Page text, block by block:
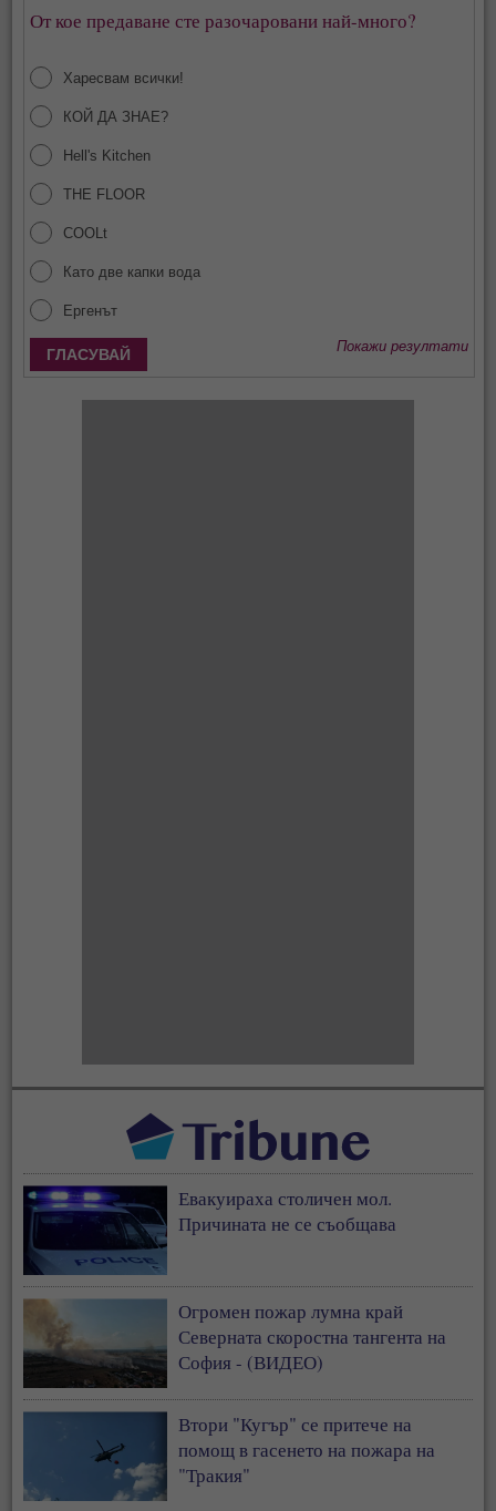
От кое предаване сте разочаровани най-много?
Харесвам всички!
КОЙ ДА ЗНАЕ?
Hell's Kitchen
THE FLOOR
COOLt
Като две капки вода
Ергенът
Покажи резултати
Евакуираха столичен мол.
Причината не се съобщава
Огромен пожар лумна край
Северната скоростна тангента на
София - (ВИДЕО)
Втори "Кугър" се притече на
помощ в гасенето на пожара на
"Тракия"